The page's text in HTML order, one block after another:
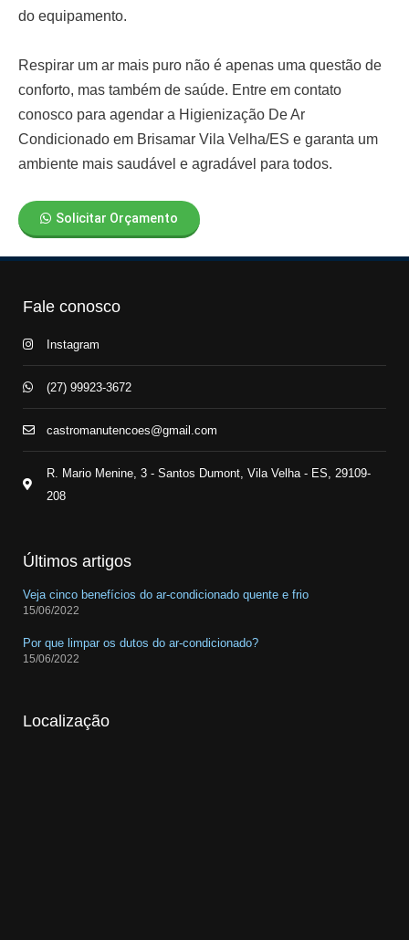
do equipamento.
Respirar um ar mais puro não é apenas uma questão de
conforto, mas também de saúde. Entre em contato
conosco para agendar a Higienização De Ar
Condicionado em Brisamar Vila Velha/ES e garanta um
ambiente mais saudável e agradável para todos.
Solicitar Orçamento
Fale conosco
Instagram
(27) 99923-3672
castromanutencoes@gmail.com
R. Mario Menine, 3 - Santos Dumont, Vila Velha - ES, 29109-
208
Últimos artigos
Veja cinco benefícios do ar-condicionado quente e frio
15/06/2022
Por que limpar os dutos do ar-condicionado?
15/06/2022
Localização